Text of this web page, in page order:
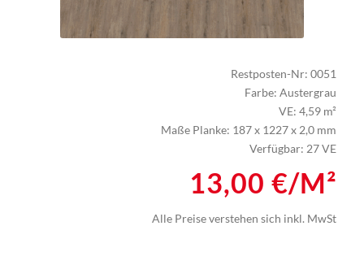
Restposten-Nr: 0051
Farbe: Austergrau
VE: 4,59 m²
Maße Planke: 187 x 1227 x 2,0 mm
Verfügbar: 27 VE
13,00 €/M²
Alle Preise verstehen sich inkl. MwSt